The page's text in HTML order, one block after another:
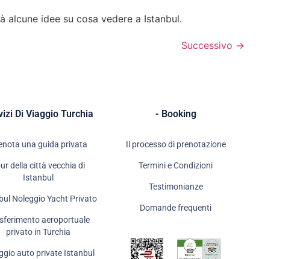
idee su cosa vedere a Istanbul.
Successivo →
Di Viaggio Turchia
una guida privata
della città vecchia di
Istanbul
Noleggio Yacht Privato
aeroportuale
privato in Turchia
auto private Istanbul
- Booking
Il processo di prenotazione
Termini e Condizioni
Testimonianze
Domande frequenti